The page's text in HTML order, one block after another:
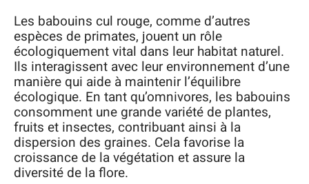
Les babouins cul rouge, comme d’autres
espèces de primates, jouent un rôle
écologiquement vital dans leur habitat naturel.
Ils interagissent avec leur environnement d’une
manière qui aide à maintenir l’équilibre
écologique. En tant qu’omnivores, les babouins
consomment une grande variété de plantes,
fruits et insectes, contribuant ainsi à la
dispersion des graines. Cela favorise la
croissance de la végétation et assure la
diversité de la flore.